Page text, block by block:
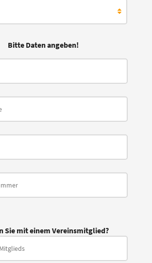
Bitte Daten angeben!
Sie mit einem Vereinsmitglied?